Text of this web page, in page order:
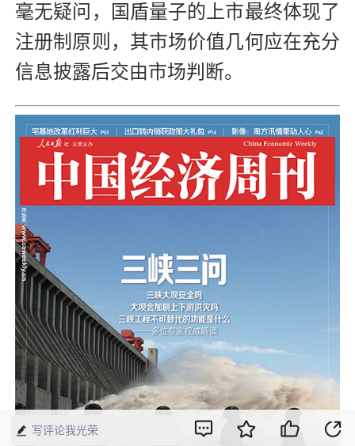
毫无疑问，国盾量子的上市最终体现了
注册制原则，其市场价值几何应在充分
信息披露后交由市场判断。
写评论我光荣